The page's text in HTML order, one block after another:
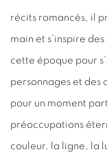
récits romancés, il
main et s’inspire
cette époque pour
personnages et des
pour un moment
préoccupations
couleur, la ligne, la